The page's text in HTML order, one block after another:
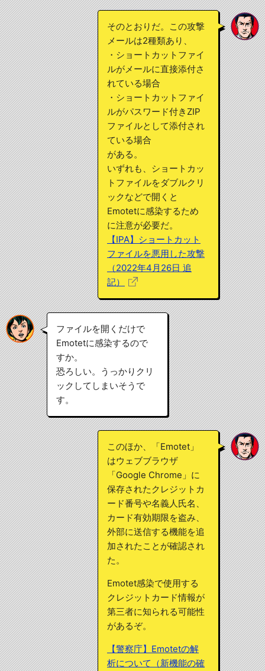
そのとおりだ。この攻撃
メールは2種類あり、
・ショートカットファイ
ルがメールに直接添付さ
れている場合
・ショートカットファイ
ルがパスワード付きZIP
ファイルとして添付され
ている場合
がある。
いずれも、ショートカッ
トファイルをダブルクリ
ックなどで開くと
Emotetに感染するため
に注意が必要だ。
【IPA】ショートカット
ファイルを悪用した攻撃
（2022年4月26日 追
記）
ファイルを開くだけで
Emotetに感染するので
すか。
恐ろしい。うっかりクリ
ックしてしまいそうで
す。
このほか、「Emotet」
はウェブブラウザ
「Google Chrome」に
保存されたクレジットカ
ード番号や名義人氏名、
カード有効期限を盗み、
外部に送信する機能を追
加されたことが確認され
た。
Emotet感染で使用する
クレジットカード情報が
第三者に知られる可能性
があるぞ。
【警察庁】Emotetの解
析について（新機能の確